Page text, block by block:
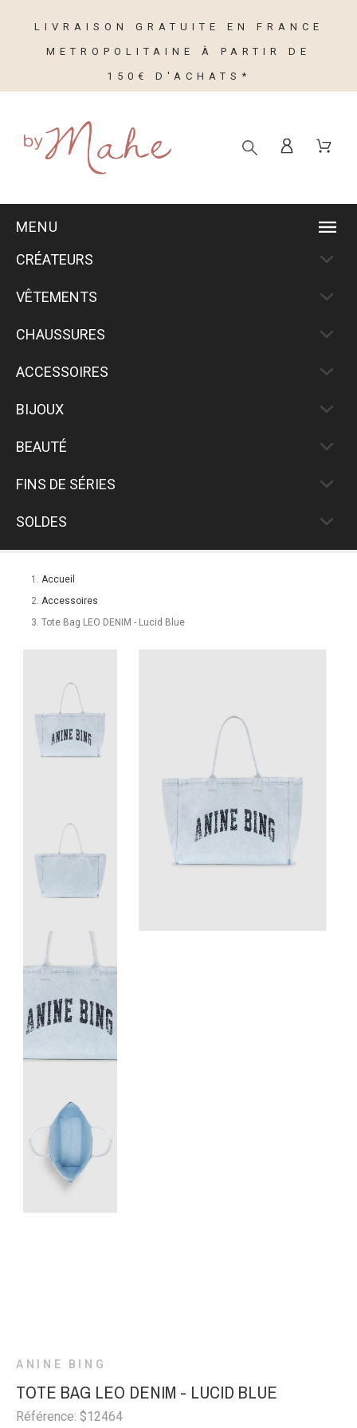
LIVRAISON GRATUITE EN FRANCE
METROPOLITAINE À PARTIR DE
150€ D'ACHATS*
MENU
CRÉATEURS
VÊTEMENTS
CHAUSSURES
ACCESSOIRES
BIJOUX
BEAUTÉ
FINS DE SÉRIES
SOLDES
Accueil
Accessoires
Tote Bag LEO DENIM - Lucid Blue
ANINE BING
TOTE BAG LEO DENIM - LUCID BLUE
Référence: $12464